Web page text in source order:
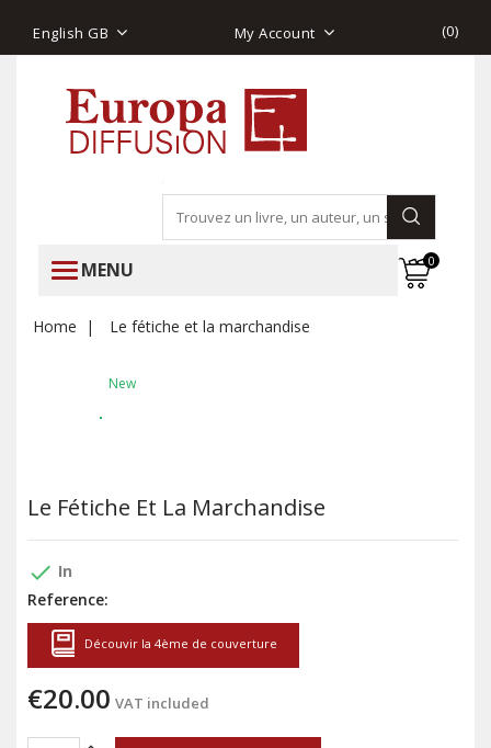
English GB My Account (0)
MENU 0
Home Le fétiche et la marchandise
New
Le Fétiche Et La Marchandise
done In
Reference:
Découvir la 4ème de couverture
€20.00 VAT included